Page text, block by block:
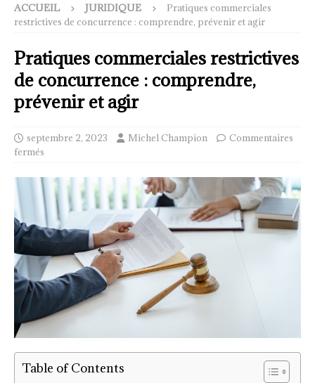
ACCUEIL JURIDIQUE
Pratiques commerciales
restrictives de concurrence : comprendre, prévenir et agir
Pratiques commerciales restrictives
de concurrence : comprendre,
prévenir et agir
septembre 2, 2023 Michel Champion
Commentaires
fermés
Table of Contents